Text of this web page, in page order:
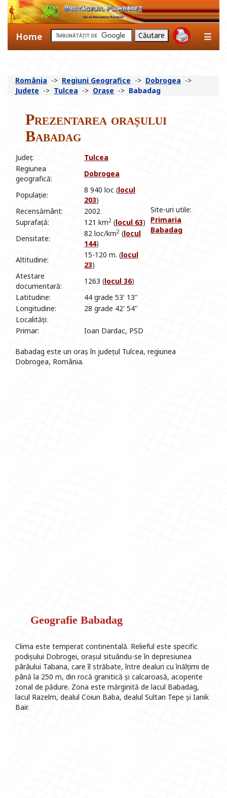
Home ☰
România -> Regiuni Geografice -> Dobrogea ->
Județe -> Tulcea -> Orașe -> Babadag
Prezentarea orașului
Babadag
Județ: Tulcea
Site-uri utile:
Primaria
Babadag
Regiunea
geografică:
Dobrogea
Populație:
8 940 loc (locul
203)
Recensământ:
2002
Suprafață:
121 km2 (locul 63)
Densitate:
82 loc/km2 (locul
144)
Altitudine:
15-120 m. (locul
23)
Atestare
documentară:
1263 (locul 36)
Latitudine:
44 grade 53' 13"
Longitudine:
28 grade 42' 54"
Localități:
Primar:
Ioan Dardac, PSD
Babadag este un oraș în județul Tulcea, regiunea
Dobrogea, România.
Geografie Babadag
Clima este temperat continentală. Relieful este specific
podișului Dobrogei, orașul situându-se în depresiunea
pârâului Tabana, care îl străbate, între dealuri cu înălțimi de
până la 250 m, din rocă granitică și calcaroasă, acoperite
zonal de pădure. Zona este mărginită de lacul Babadag,
lacul Razelm, dealul Coiun Baba, dealul Sultan Tepe și Ianik
Bair.